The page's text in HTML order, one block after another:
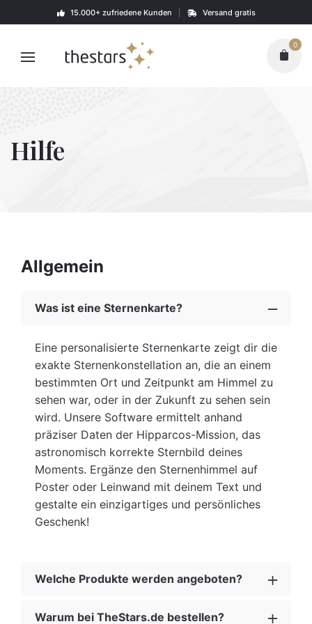
to
15.000+ zufriedene Kunden Versand gratis
0
Hilfe
Allgemein
Was ist eine Sternenkarte?
Eine personalisierte Sternenkarte zeigt dir die
exakte Sternenkonstellation an, die an einem
bestimmten Ort und Zeitpunkt am Himmel zu
sehen war, oder in der Zukunft zu sehen sein
wird. Unsere Software ermittelt anhand
präziser Daten der Hipparcos-Mission, das
astronomisch korrekte Sternbild deines
Moments. Ergänze den Sternenhimmel auf
Poster oder Leinwand mit deinem Text und
gestalte ein einzigartiges und persönliches
Geschenk!
Welche Produkte werden angeboten?
Unsere personalisierten Sternenkarten gibt es
Warum bei TheStars.de bestellen?